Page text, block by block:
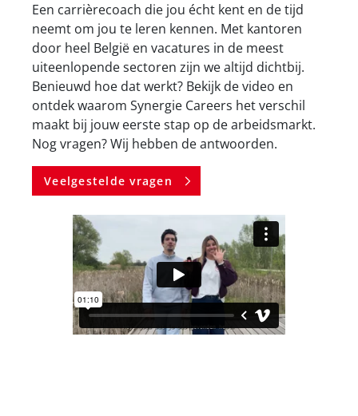
Een carrièrecoach die jou écht kent en de tijd
neemt om jou te leren kennen. Met kantoren
door heel België en vacatures in de meest
uiteenlopende sectoren zijn we altijd dichtbij.
Benieuwd hoe dat werkt? Bekijk de video en
ontdek waarom Synergie Careers het verschil
maakt bij jouw eerste stap op de arbeidsmarkt.
Nog vragen? Wij hebben de antwoorden.
Veelgestelde vragen